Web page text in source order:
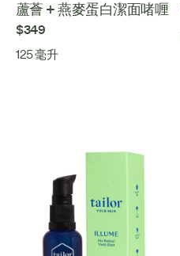
蘆薈 + 燕麥蛋白潔面啫喱
$349
125 毫升